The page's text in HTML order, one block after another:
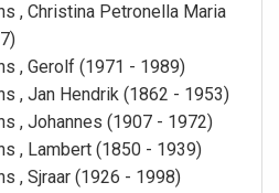
, Christina Petronella Maria
, Gerolf (1971 - 1989)
, Jan Hendrik (1862 - 1953)
, Johannes (1907 - 1972)
, Lambert (1850 - 1939)
, Sjraar (1926 - 1998)